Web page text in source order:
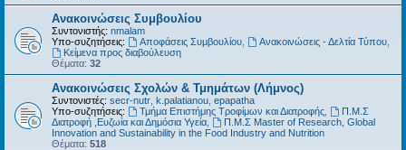
Ανακοινώσεις Συμβουλίου
Συντονιστής: nmalam
Υπο-συζητήσεις:
Αποφάσεις Συμβουλίου, Ανακοινώσεις - Δελτία Τύπου,
Kείμενα προς διαβούλευση
Θέματα: 32
Ανακοινώσεις Σχολών & Τμημάτων (Λήμνος)
Συντονιστές: secr-nutr k.palatianou epapatha
Υπο-συζητήσεις:
Τμήμα Επιστήμης Τροφίμων και Διατροφής,
Π.Μ.Σ
Διατροφή ,Ευζωία και Δημόσια Υγεία
Π.Μ.Σ Master of Research, Global
Innovation and Sustainability in the Food Industry and Nutrition
Θέματα: 518